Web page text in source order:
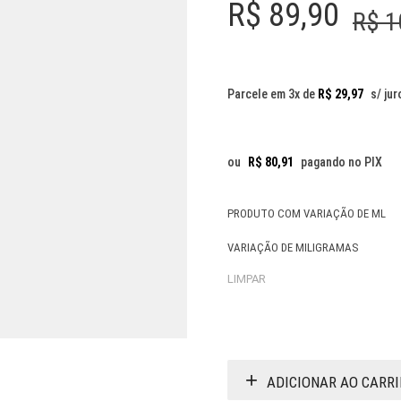
R$
R$ 89,90
Parcele em 3x de R$ 29,97 s/
ou R$ 80,91 pagando no PIX
PRODUTO COM VARIAÇÃO DE ML
VARIAÇÃO DE MILIGRAMAS
LIMPAR
ADICIONAR AO